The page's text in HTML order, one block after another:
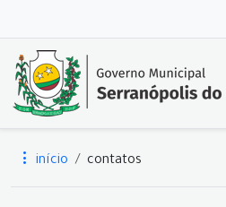
início contatos